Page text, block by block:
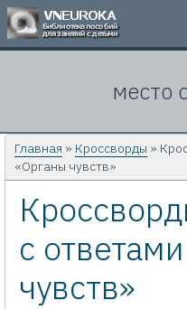
место
Главная » Кроссворды »
«Органы чувств»
с
чувств»